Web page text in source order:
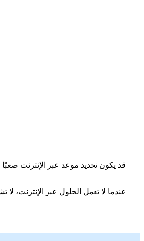
قد يكون تحديد موعد عبر الإنترنت
عندما لا تعمل الحلول عبر الإنترنت،